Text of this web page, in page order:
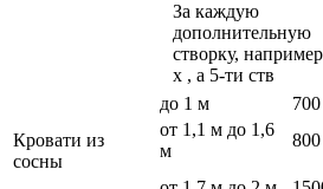
За каждую
дополнительную
створку,
х , а 5-ти ств
Кровати из
сосны
до 1 м 700
от 1,1 м до 1,6
м
800